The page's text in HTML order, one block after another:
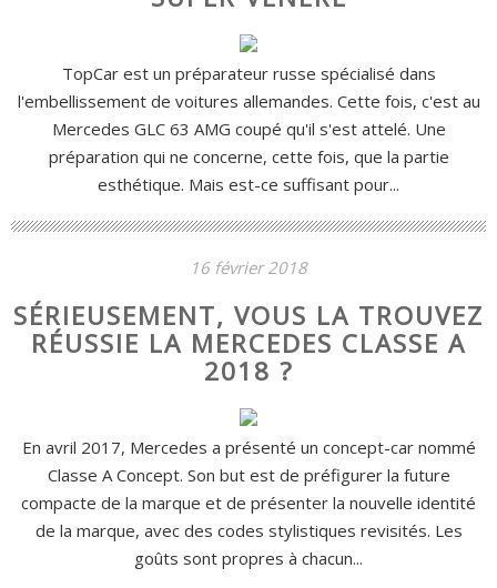
TopCar est un préparateur russe spécialisé dans
l'embellissement de voitures allemandes. Cette fois, c'est au
Mercedes GLC 63 AMG coupé qu'il s'est attelé. Une
préparation qui ne concerne, cette fois, que la partie
esthétique. Mais est-ce suffisant pour...
16 février 2018
SÉRIEUSEMENT, VOUS LA TROUVEZ
RÉUSSIE LA MERCEDES CLASSE A
2018 ?
En avril 2017, Mercedes a présenté un concept-car nommé
Classe A Concept. Son but est de préfigurer la future
compacte de la marque et de présenter la nouvelle identité
de la marque, avec des codes stylistiques revisités. Les
goûts sont propres à chacun...